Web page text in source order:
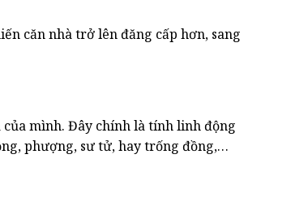
căn nhà trở lên đăng cấp hơn, sang
của mình. Đây chính là tính linh động
phượng, sư tử, hay trống đồng,…